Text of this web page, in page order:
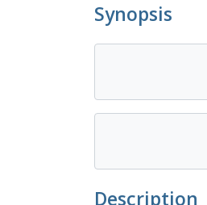
Synopsis
Description